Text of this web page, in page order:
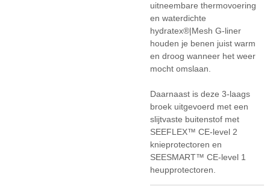
uitneembare thermovoering
en waterdichte
hydratex®|Mesh G-liner
houden je benen juist warm
en droog wanneer het weer
mocht omslaan.
Daarnaast is deze 3-laags
broek uitgevoerd met een
slijtvaste buitenstof met
SEEFLEX™ CE-level 2
knieprotectoren en
SEESMART™ CE-level 1
heupprotectoren.